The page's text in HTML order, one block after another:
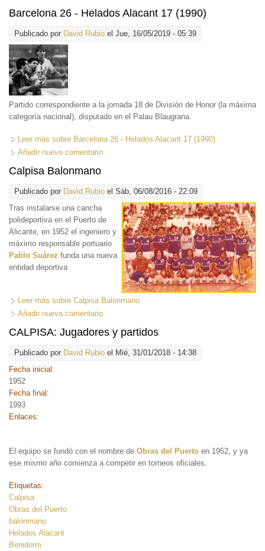
Barcelona 26 - Helados Alacant 17 (1990)
Publicado por David Rubio el Jue, 16/05/2019 - 05:39
Partido correspondiente a la jornada 18 de División de Honor (la máxima
categoría nacional), disputado en el Palau Blaugrana.
Leer más sobre Barcelona 26 - Helados Alacant 17 (1990)
Añadir nuevo comentario
Calpisa Balonmano
Publicado por David Rubio el Sáb, 06/08/2016 - 22:09
Tras instalarse una cancha
polideportiva en el Puerto de
Alicante, en 1952 el ingeniero y
máximo responsable portuario
Pablo Suárez funda una nueva
entidad deportiva
Leer más sobre Calpisa Balonmano
Añadir nuevo comentario
CALPISA: Jugadores y partidos
Publicado por David Rubio el Mié, 31/01/2018 - 14:38
Fecha inicial:
1952
Fecha final:
1993
Enlaces:
El equipo se fundó con el nombre de Obras del Puerto en 1952, y ya
ese mismo año comienza a competir en torneos oficiales.
Etiquetas:
Calpisa
Obras del Puerto
balonmano
Helados Alacant
Benidorm